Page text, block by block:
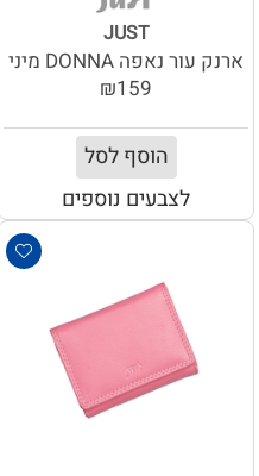
JUST
ארנק עור נאפה DONNA מיני
₪159
הוסף לסל
לצבעים נוספים